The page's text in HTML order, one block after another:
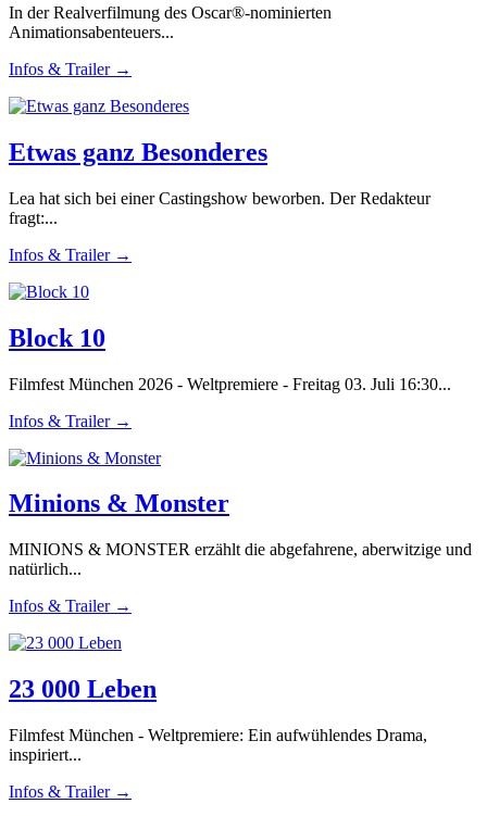
In der Realverfilmung des Oscar®-nominierten
Animationsabenteuers...
Infos & Trailer →
Etwas ganz Besonderes
Lea hat sich bei einer Castingshow beworben. Der Redakteur
fragt:...
Infos & Trailer →
Block 10
Filmfest München 2026 - Weltpremiere - Freitag 03. Juli 16:30...
Infos & Trailer →
Minions & Monster
MINIONS & MONSTER erzählt die abgefahrene, aberwitzige und
natürlich...
Infos & Trailer →
23 000 Leben
Filmfest München - Weltpremiere: Ein aufwühlendes Drama,
inspiriert...
Infos & Trailer →